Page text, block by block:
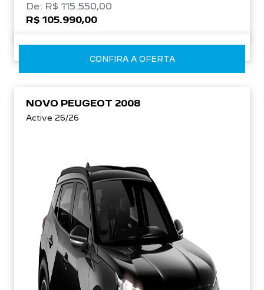
De: R$ 115.550,00
R$ 105.990,00
CONFIRA A OFERTA
NOVO PEUGEOT 2008
Active 26/26